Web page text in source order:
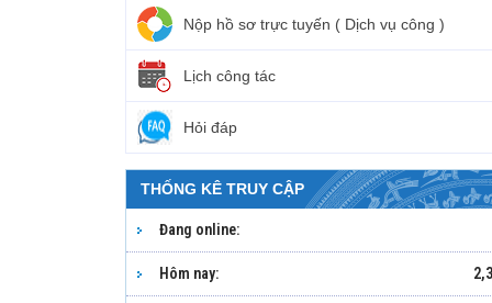
Nộp hồ sơ trực tuyến ( Dịch vụ công )
Lịch công tác
Hỏi đáp
THỐNG KÊ TRUY CẬP
Đang online:
Hôm nay: